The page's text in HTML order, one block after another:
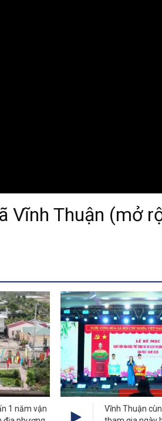
Vĩnh Thuận (mở
1 năm vận
Vĩnh Thuận